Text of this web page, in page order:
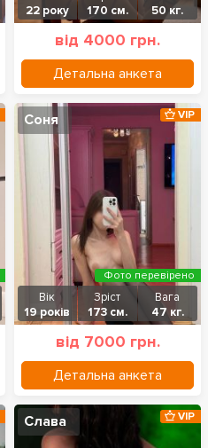
22 року
170 см.
50 кг.
від 4000 грн.
Детальна анкета
Соня
Вік
19 років
Зріст
173 см.
Вага
47 кг.
від 7000 грн.
Детальна анкета
VIP
Фото перевірено
Слава VIP